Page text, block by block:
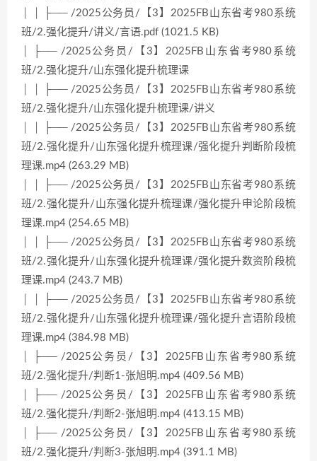
│ │ ├── /2025公务员/【3】2025FB山东省考980系统
班/2.强化提升/讲义/言语.pdf (1021.5 KB)
│ ├── /2025公务员/【3】2025FB山东省考980系统
班/2.强化提升/山东强化提升梳理课
│ │ ├── /2025公务员/【3】2025FB山东省考980系统
班/2.强化提升/山东强化提升梳理课/讲义
│ │ ├── /2025公务员/【3】2025FB山东省考980系统
班/2.强化提升/山东强化提升梳理课/强化提升判断阶段梳
理课.mp4 (263.29 MB)
│ │ ├── /2025公务员/【3】2025FB山东省考980系统
班/2.强化提升/山东强化提升梳理课/强化提升申论阶段梳
理课.mp4 (254.65 MB)
│ │ ├── /2025公务员/【3】2025FB山东省考980系统
班/2.强化提升/山东强化提升梳理课/强化提升数资阶段梳
理课.mp4 (243.7 MB)
│ │ ├── /2025公务员/【3】2025FB山东省考980系统
班/2.强化提升/山东强化提升梳理课/强化提升言语阶段梳
理课.mp4 (384.98 MB)
│ ├── /2025公务员/【3】2025FB山东省考980系统
班/2.强化提升/判断1-张旭明.mp4 (409.56 MB)
│ ├── /2025公务员/【3】2025FB山东省考980系统
班/2.强化提升/判断2-张旭明.mp4 (413.15 MB)
│ ├── /2025公务员/【3】2025FB山东省考980系统
班/2.强化提升/判断3-张旭明.mp4 (391.1 MB)